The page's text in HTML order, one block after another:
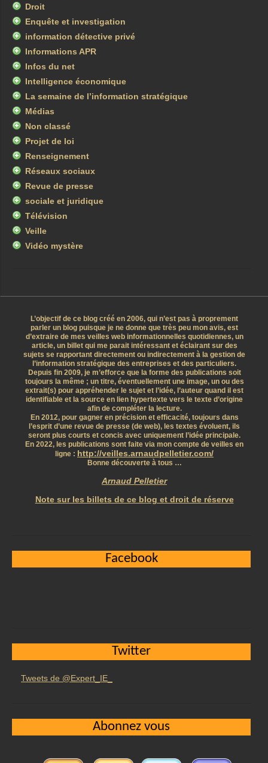
Droit
Enquête et investigation
information détective privé
Informations APR
Infos du net
Intelligence économique
La semaine de l’information stratégique
Médias
Non classé
Projet de loi
Renseignement
Réseaux sociaux
Revue de presse
sociale et juridique
Télévision
Veille
Vidéo mystère
L’objectif de ce blog créé en 2006, qui n’est pas à proprement
parler un blog puisque je ne donne que très peu mon avis, est
d’extraire de mes veilles web informationnelles quotidiennes, un
article, un billet qui me parait intéressant et éclairant sur des
sujets se rapportant directement ou indirectement à la gestion de
l’information stratégique des entreprises et des particuliers.
Depuis fin 2009, je m’efforce que la forme des publications soit
toujours la même ; un titre, éventuellement une image, un ou des
extrait(s) pour appréhender le sujet et l’idée, l’auteur quand il est
identifiable et la source en lien hypertexte vers le texte d’origine
afin de compléter la lecture.
En 2012, pour gagner en précision et efficacité, toujours dans
l’esprit d’une revue de presse (de web), les textes évoluent, ils
seront plus courts et concis avec uniquement l’idée principale.
En 2022, les publications sont faite via mon compte de veilles en
ligne : http://veilles.arnaudpelletier.com/
Bonne découverte à tous …
Arnaud Pelletier
Note sur les billets de ce blog et droit de réserve
Facebook
Twitter
Tweets de @Expert_IE_
Abonnez vous